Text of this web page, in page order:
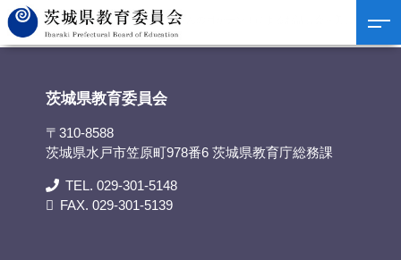
茨城県教育委員会>資料提供>「所さんの目がテン！によるお話し会～美しい昆虫
の棲む世界～」の開催
茨城県教育委員会
〒310-8588
茨城県水戸市笠原町978番6 茨城県教育庁総務課
TEL. 029-301-5148
FAX. 029-301-5139